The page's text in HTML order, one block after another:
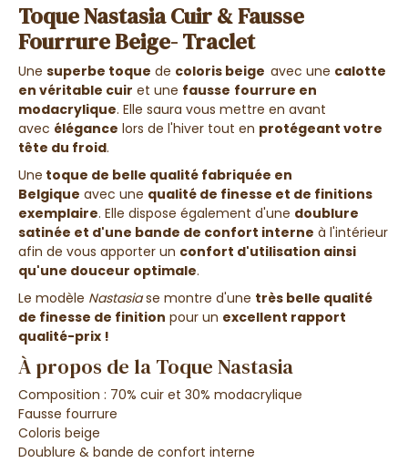
Toque Nastasia Cuir & Fausse
Fourrure Beige- Traclet
Une superbe toque de coloris beige avec une calotte
en véritable cuir et une fausse fourrure en
modacrylique. Elle saura vous mettre en avant
avec élégance lors de l'hiver tout en protégeant votre
tête du froid.
Une toque de belle qualité fabriquée en
Belgique avec une qualité de finesse et de finitions
exemplaire. Elle dispose également d'une doublure
satinée et d'une bande de confort interne à l'intérieur
afin de vous apporter un confort d'utilisation ainsi
qu'une douceur optimale.
Le modèle Nastasiase montre d'une très belle qualité
de finesse de finition pour un excellent rapport
qualité-prix !
À propos de la Toque Nastasia
Composition : 70% cuir et 30% modacrylique
Fausse fourrure
Coloris beige
Doublure & bande de confort interne